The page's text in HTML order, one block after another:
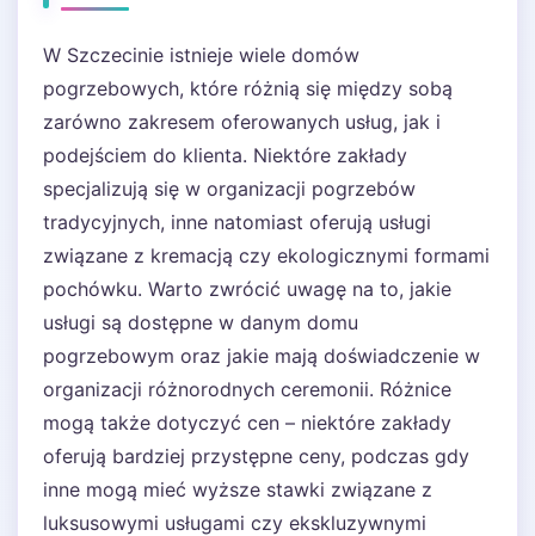
W Szczecinie istnieje wiele domów
pogrzebowych, które różnią się między sobą
zarówno zakresem oferowanych usług, jak i
podejściem do klienta. Niektóre zakłady
specjalizują się w organizacji pogrzebów
tradycyjnych, inne natomiast oferują usługi
związane z kremacją czy ekologicznymi formami
pochówku. Warto zwrócić uwagę na to, jakie
usługi są dostępne w danym domu
pogrzebowym oraz jakie mają doświadczenie w
organizacji różnorodnych ceremonii. Różnice
mogą także dotyczyć cen – niektóre zakłady
oferują bardziej przystępne ceny, podczas gdy
inne mogą mieć wyższe stawki związane z
luksusowymi usługami czy ekskluzywnymi